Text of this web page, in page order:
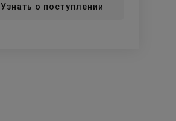
Узнать о поступлении